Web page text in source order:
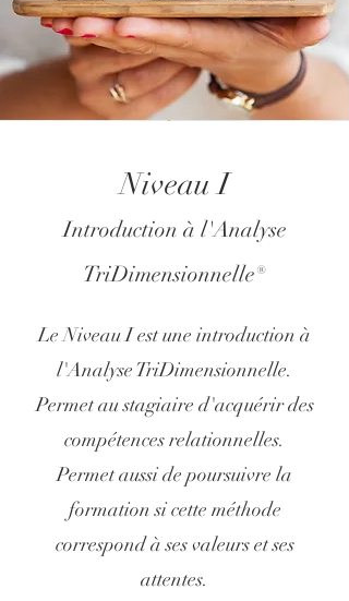
Niveau I
Introduction à l'Analyse
TriDimensionnelle®
Le Niveau I est une introduction à
l'Analyse TriDimensionnelle.
Permet au stagiaire d'acquérir des
compétences relationnelles.
Permet aussi de poursuivre la
formation si cette méthode
correspond à ses valeurs et ses
attentes.